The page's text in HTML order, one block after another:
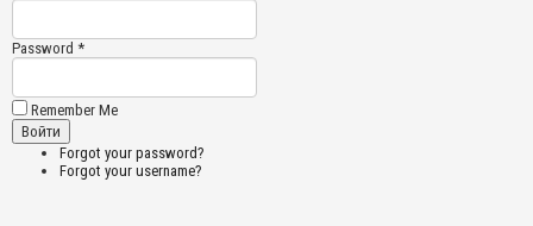
Password *
Remember Me
Forgot your password?
Forgot your username?